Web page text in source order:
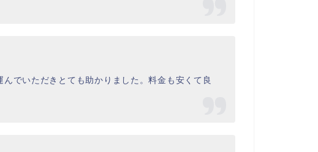
でいただきとても助かりました。料金も安くて良